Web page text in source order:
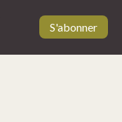
S'abonner